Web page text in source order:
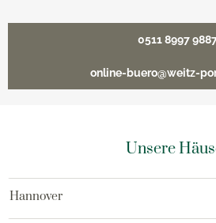
0511 8997
online-buero@weitz-
Unsere
Hannover